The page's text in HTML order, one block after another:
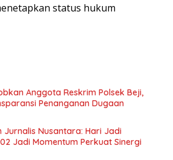
status hukum
Anggota Reskrim Polsek Beji,
Penanganan Dugaan
Jurnalis Nusantara: Hari Jadi
Jadi Momentum Perkuat Sinergi